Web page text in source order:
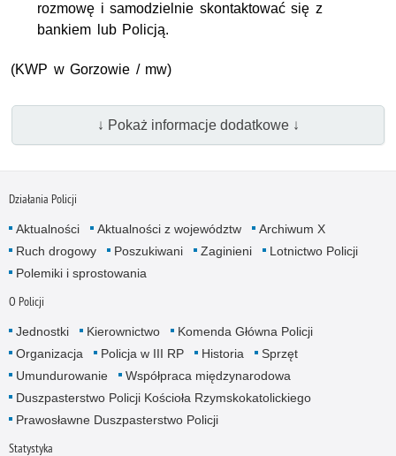
rozmowę i samodzielnie skontaktować się z
bankiem lub Policją.
(KWP w Gorzowie / mw)
↓ Pokaż informacje dodatkowe ↓
Działania Policji
Aktualności Aktualności z województw
Archiwum X
Ruch drogowy
Poszukiwani Zaginieni
Lotnictwo Policji
Polemiki i sprostowania
O Policji
Jednostki Kierownictwo
Komenda Główna Policji
Organizacja
Policja w III RP Historia
Sprzęt
Umundurowanie
Współpraca międzynarodowa
Duszpasterstwo Policji Kościoła Rzymskokatolickiego
Prawosławne Duszpasterstwo Policji
Statystyka